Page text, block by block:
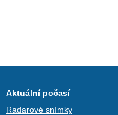
Aktuální počasí
Radarové snímky